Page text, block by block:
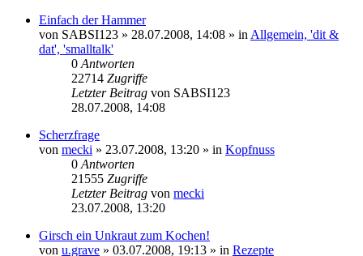
Einfach der Hammer
von SABSI123 » 28.07.2008, 14:08 » in Allgemein, 'dit &
dat', 'smalltalk'
0 Antworten
22714 Zugriffe
Letzter Beitrag von SABSI123
28.07.2008, 14:08
Scherzfrage
von mecki » 23.07.2008, 13:20 » in Kopfnuss
0 Antworten
21555 Zugriffe
Letzter Beitrag von mecki
23.07.2008, 13:20
Girsch ein Unkraut zum Kochen!
von u.grave » 03.07.2008, 19:13 » in Rezepte